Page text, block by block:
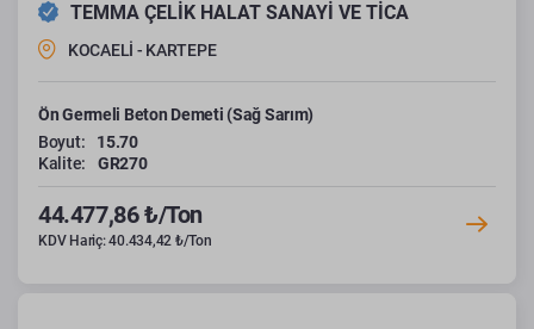
TEMMA ÇELİK HALAT SANAYİ VE TİCA
KOCAELİ - KARTEPE
Ön Germeli Beton Demeti (Sağ Sarım)
Boyut:
15.70
Kalite:
GR270
44.477,86 ₺/Ton
KDV Hariç: 40.434,42 ₺/Ton